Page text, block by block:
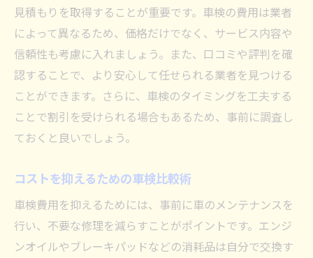
見積もりを取得することが重要です。車検の費用は業者
によって異なるため、価格だけでなく、サービス内容や
信頼性も考慮に入れましょう。また、口コミや評判を確
認することで、より安心して任せられる業者を見つける
ことができます。さらに、車検のタイミングを工夫する
ことで割引を受けられる場合もあるため、事前に調査し
ておくと良いでしょう。
コストを抑えるための車検比較術
車検費用を抑えるためには、事前に車のメンテナンスを
行い、不要な修理を減らすことがポイントです。エンジ
ンオイルやブレーキパッドなどの消耗品は自分で交換す